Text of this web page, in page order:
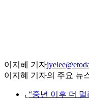
이지혜 기자
이지혜 기자의 주요 뉴
⌞ “중년 이후 더